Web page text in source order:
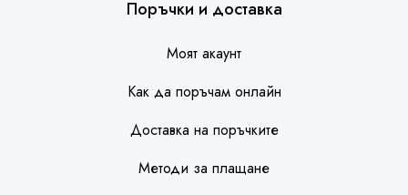
Поръчки и доставка
Моят акаунт
Как да поръчам онлайн
Доставка на поръчките
Методи за плащане